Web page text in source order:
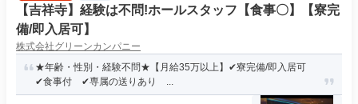
【吉祥寺】経験は不問!ホールスタッフ【食事〇】【寮完
備/即入居可】
株式会社グリーンカンパニー
★年齢・性別・経験不問★【月給35万以上】✔寮完備/即入居可
✔食事付 ✔専属の送りあり ...